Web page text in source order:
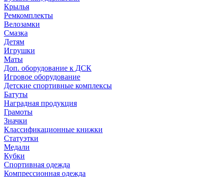
Крылья
Ремкомплекты
Велозамки
Смазка
Детям
Игрушки
Маты
Доп. оборудование к ДСК
Игровое оборудование
Детские спортивные комплексы
Батуты
Наградная продукция
Грамоты
Значки
Классификационные книжки
Статуэтки
Медали
Кубки
Спортивная одежда
Компрессионная одежда